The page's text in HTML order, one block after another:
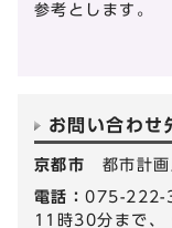
参考とします。
お問い合わせ
京都市 都市計
電話：075-222-
11時30分まで、